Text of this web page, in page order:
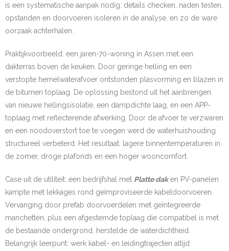
is een systematische aanpak nodig: details checken, naden testen,
opstanden en doorvoeren isoleren in de analyse, en zo de ware
oorzaak achterhalen.
Praktijkvoorbeeld: een jaren-70-woning in Assen met een
dakterras boven de keuken. Door geringe helling en een
verstopte hemelwaterafvoer ontstonden plasvorming en blazen in
de bitumen toplaag. De oplossing bestond uit het aanbrengen
van nieuwe hellingsisolatie, een dampdichte laag, en een APP-
toplaag met reflecterende afwerking. Door de afvoer te verzwaren
en een noodoverstort toe te voegen werd de waterhuishouding
structureel verbeterd. Het resultaat: lagere binnentemperaturen in
de zomer, droge plafonds en een hoger wooncomfort.
Case uit de utiliteit: een bedrijfshal met Platte daken PV-panelen
kampte met lekkages rond geïmproviseerde kabeldoorvoeren.
Vervanging door prefab doorvoerdelen met geïntegreerde
manchetten, plus een afgestemde toplaag die compatibel is met
de bestaande ondergrond, herstelde de waterdichtheid.
Belangrijk leerpunt: werk kabel- en leidingtrajecten altijd